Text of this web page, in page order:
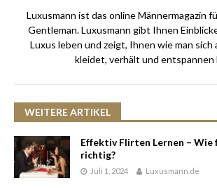
Luxusmann ist das online Männermagazin
Gentleman. Luxusmann gibt Ihnen
Luxus leben und zeigt, Ihnen wie man sich
kleidet, verhält und entspannen
WEITERE ARTIKEL
Effektiv Flirten Lernen –
richtig?
Juli 1, 2024 Luxusmann.de